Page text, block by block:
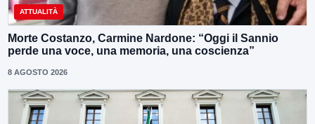
ATTUALITÀ
Morte Costanzo, Carmine Nardone: “Oggi il Sannio
perde una voce, una memoria, una coscienza”
8 AGOSTO 2026